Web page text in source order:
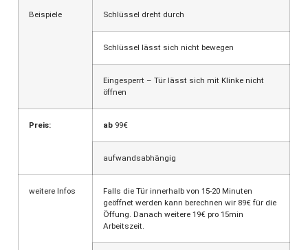
Beispiele Schlüssel dreht durch
Schlüssel lässt sich nicht bewegen
Eingesperrt – Tür lässt sich mit Klinke nicht
öffnen
Preis: ab99€
aufwandsabhängig
weitere Infos
Falls die Tür innerhalb von 15-20 Minuten
geöffnet werden kann berechnen wir 89€ für die
Öffung. Danach weitere 19€ pro 15min
Arbeitszeit.